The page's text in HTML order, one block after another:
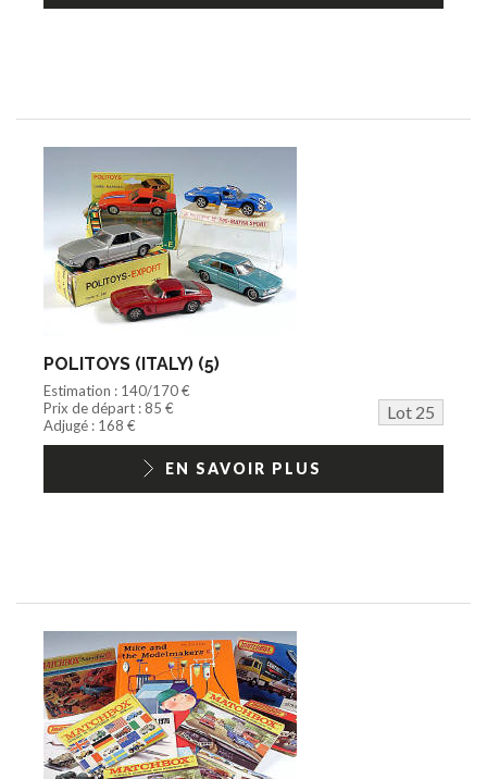
POLITOYS (ITALY) (5)
Estimation : 140/170 €
Prix de départ : 85 €
Lot 25
Adjugé : 168 €
EN SAVOIR PLUS